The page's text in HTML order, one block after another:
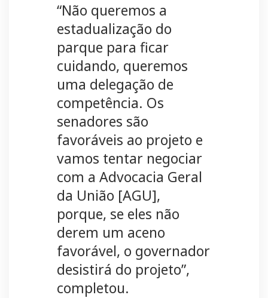
“Não queremos a
estadualização do
parque para ficar
cuidando, queremos
uma delegação de
competência. Os
senadores são
favoráveis ao projeto e
vamos tentar negociar
com a Advocacia Geral
da União [AGU],
porque, se eles não
derem um aceno
favorável, o governador
desistirá do projeto”,
completou.